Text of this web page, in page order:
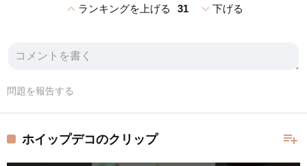
expand_lessランキングを上げる 31 expand_more下げる
問題を報告する
playlist_add
ホイップデコのクリップ